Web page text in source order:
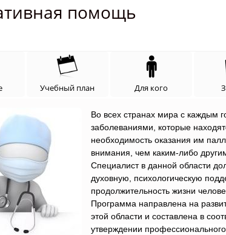
помощь
Учебный план Для кого
Во всех странах мира с каждым
заболеваниями, которые
необходимость оказания им
внимания, чем каким-либо
Специалист в данной области
духовную, психологическую
продолжительность жизни
Программа направлена на
этой области и составлена в
утверждении